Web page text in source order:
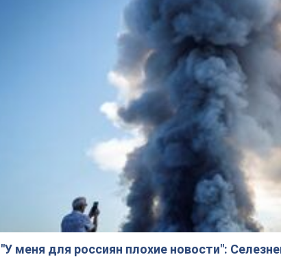
"У меня для россиян плохие новости":